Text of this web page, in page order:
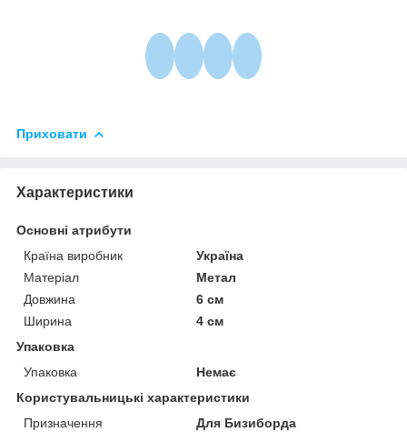
Приховати
Характеристики
Основні атрибути
Країна виробник
Україна
Матеріал
Метал
Довжина
6 см
Ширина
4 см
Упаковка
Упаковка
Немає
Користувальницькі характеристики
Призначення
Для Бизиборда